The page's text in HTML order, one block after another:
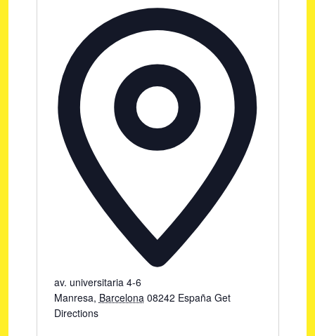
av. universitaria 4-6
Manresa, Barcelona 08242 España Get
Directions